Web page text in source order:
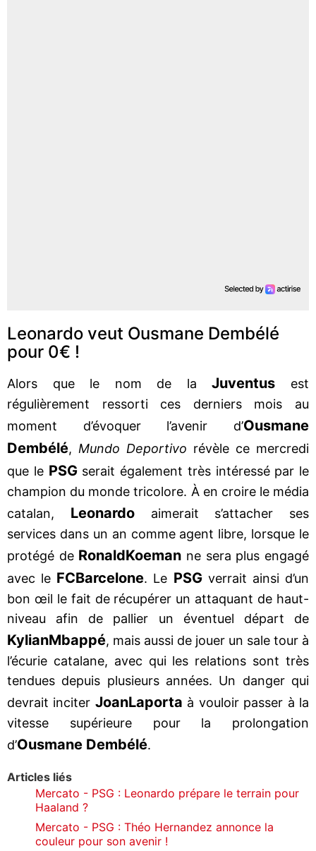
Leonardo veut Ousmane Dembélé
pour 0€ !
Alors que le nom de laJuventus est
régulièrement ressorti ces derniers mois au
moment d’évoquer l’avenir d’Ousmane
Dembélé, Mundo Deportivo révèle ce mercredi
que le PSGserait également très intéressé par le
champion du monde tricolore. À en croire le média
catalan, Leonardoaimerait s’attacher ses
services dans un an comme agent libre, lorsque le
protégé de RonaldKoeman ne sera plus engagé
avec le FCBarcelone. Le PSGverrait ainsi d’un
bon œil le fait de récupérer un attaquant de haut-
niveau afin de pallier un éventuel départ de
KylianMbappé, mais aussi de jouer un sale tour à
l’écurie catalane, avec qui les relations sont très
tendues depuis plusieurs années. Un danger qui
devrait inciter JoanLaporta à vouloir passer à la
vitesse supérieure pour la prolongation
d’Ousmane Dembélé.
Articles liés
Mercato - PSG : Leonardo prépare le terrain pour
Haaland ?
Mercato - PSG : Théo Hernandez annonce la
couleur pour son avenir !